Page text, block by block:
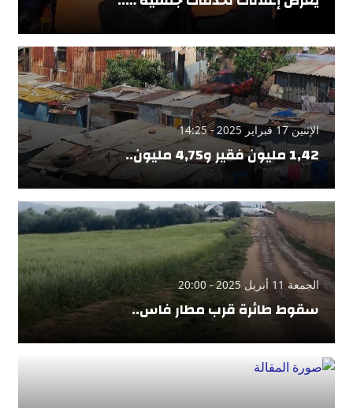
الإثنين 17 فبراير 2025 - 14:25
1,42 مليون فقير و4,75 مليون..
الجمعة 11 أبريل 2025 - 20:00
سقوط طائرة قرب مطار فاس..